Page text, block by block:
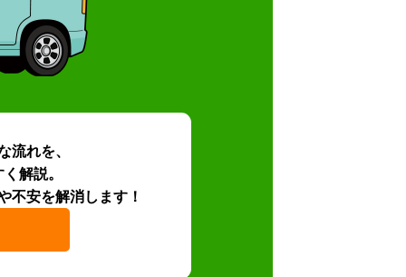
流れを、
解説。
不安を解消します！